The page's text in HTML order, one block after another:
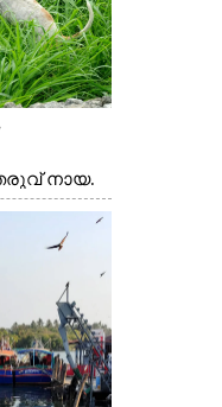
നായ.
നിന്നുള്ള